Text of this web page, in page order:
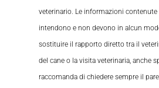
veterinario. Le informazioni
intendono e non devono in alcun
sostituire il rapporto diretto tra il
del cane o la visita veterinaria, anche
raccomanda di chiedere sempre il